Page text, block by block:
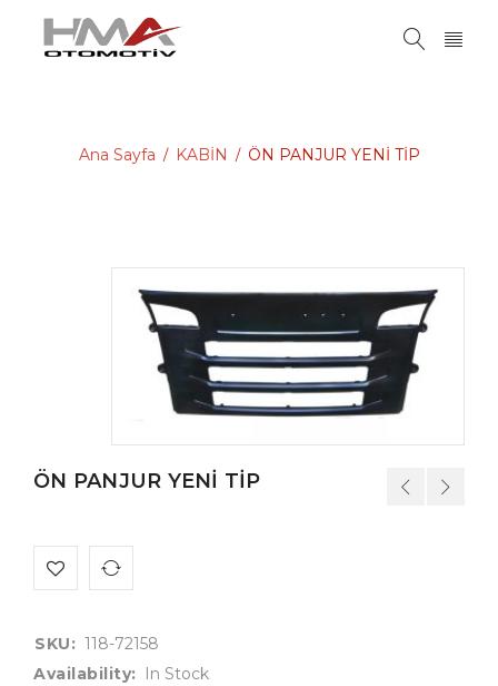
Ana Sayfa / KABİN / ÖN PANJUR YENİ TİP
ÖN PANJUR YENİ TİP
SKU: 118-72158
Availability:
In Stock